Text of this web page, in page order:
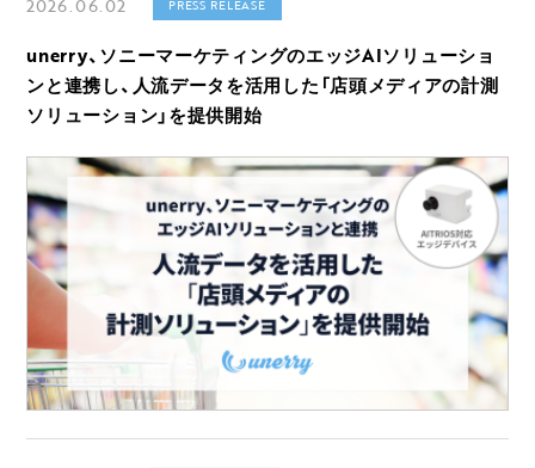
PRESS RELEASE
unerry、ソニーマーケティングのエッジAIソリューショ
ンと連携し、人流データを活用した「店頭メディアの計測
ソリューション」を提供開始